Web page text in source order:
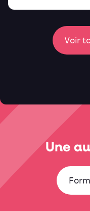
retrouver ici
Voir
Une